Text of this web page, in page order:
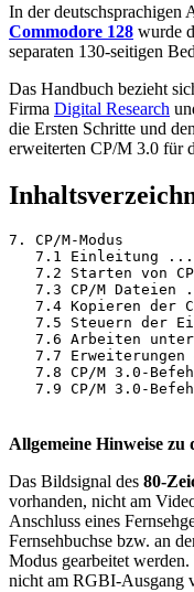
In der deutschsprachigen
Commodore 128 wurde
separaten 130-seitigen
Das Handbuch bezieht
Firma Digital Research
die Ersten Schritte und
erweiterten CP/M 3.0 für
7. CP/M-Modus
7.1 Einleitung
7.2 Starten von
7.3 CP/M Dateien
7.4 Kopieren der
7.5 Steuern der
7.6 Arbeiten
7.7 Erweiterungen
7.8 CP/M 3.0-
Allgemeine Hinweise zu
Das Bildsignal des 80-
vorhanden, nicht am
Anschluss eines
Fernsehbuchse bzw. an
Modus gearbeitet
nicht am RGBI-Ausgang